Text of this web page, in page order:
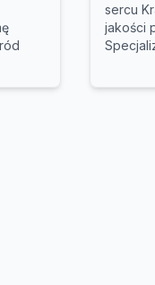
sercu
jakości